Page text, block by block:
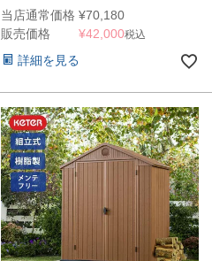
当店通常価格 ¥70,180
販売価格
¥42,000税込
詳細を見る